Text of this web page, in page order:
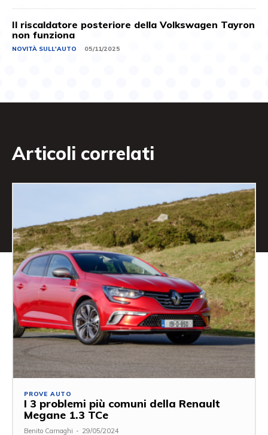
Il riscaldatore posteriore della Volkswagen Tayron
non funziona
NOVITÀ SULL'AUTO 05/11/2025
Articoli correlati
PROVE AUTO
I 3 problemi più comuni della Renault
Megane 1.3 TCe
Benito Carnaghi - 29/05/2024